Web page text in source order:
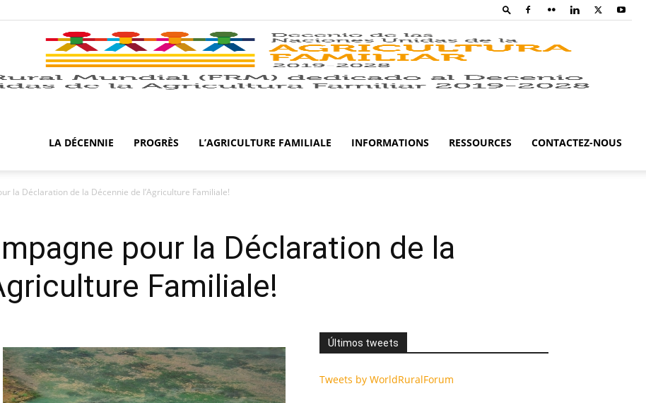
LA DÉCENNIE PROGRÈS L’AGRICULTURE FAMILIALE INFORMATIONS RESSOURCES CONTACTEZ-NOUS
la Déclaration de la Décennie de l’Agriculture Familiale!
pour la Déclaration de la
Familiale!
Últimos tweets
Tweets by WorldRuralForum